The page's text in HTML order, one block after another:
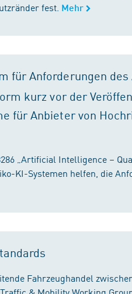
fest. Mehr
für Anforderungen
kurz vor der
für Anbieter von
„Artificial Intelligence –
KI-Systemen helfen, die
Fahrzeughandel